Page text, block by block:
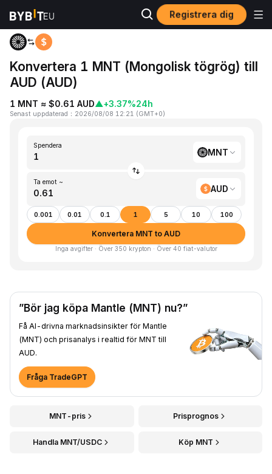
Registrera dig
Hem MNT to AUD
Konvertera 1 MNT (Mongolisk tögrög) till
AUD (AUD)
1 MNT ≈ $0.61 AUD▲+3.37%24h
Senast uppdaterad ： 2026/08/08 12:21 (GMT+0)
Spendera
MNT
Ta emot ~
AUD
0.001 0.01 0.1 1 5 10 100
Konvertera MNT to AUD
Inga avgifter · Över 350 krypton · Över 40 fiat-valutor
”Bör jag köpa Mantle (MNT) nu?”
Få AI-drivna marknadsinsikter för Mantle
(MNT) och prisanalys i realtid för MNT till
AUD.
Fråga TradeGPT
MNT-pris Prisprognos
Handla MNT/USDC Köp MNT